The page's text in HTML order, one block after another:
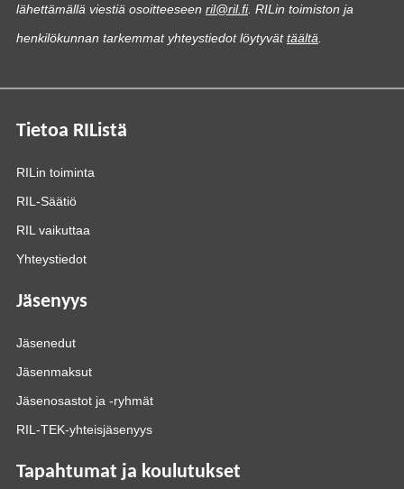
lähettämällä viestiä osoitteeseen ril@ril.fi. RILin toimiston ja
henkilökunnan tarkemmat yhteystiedot löytyvättäältä
Tietoa RIListä
RILin toiminta
RIL-Säätiö
RIL vaikuttaa
Yhteystiedot
Jäsenyys
Jäsenedut
Jäsenmaksut
Jäsenosastot ja -ryhmät
RIL-TEK-yhteisjäsenyys
Tapahtumat ja koulutukset